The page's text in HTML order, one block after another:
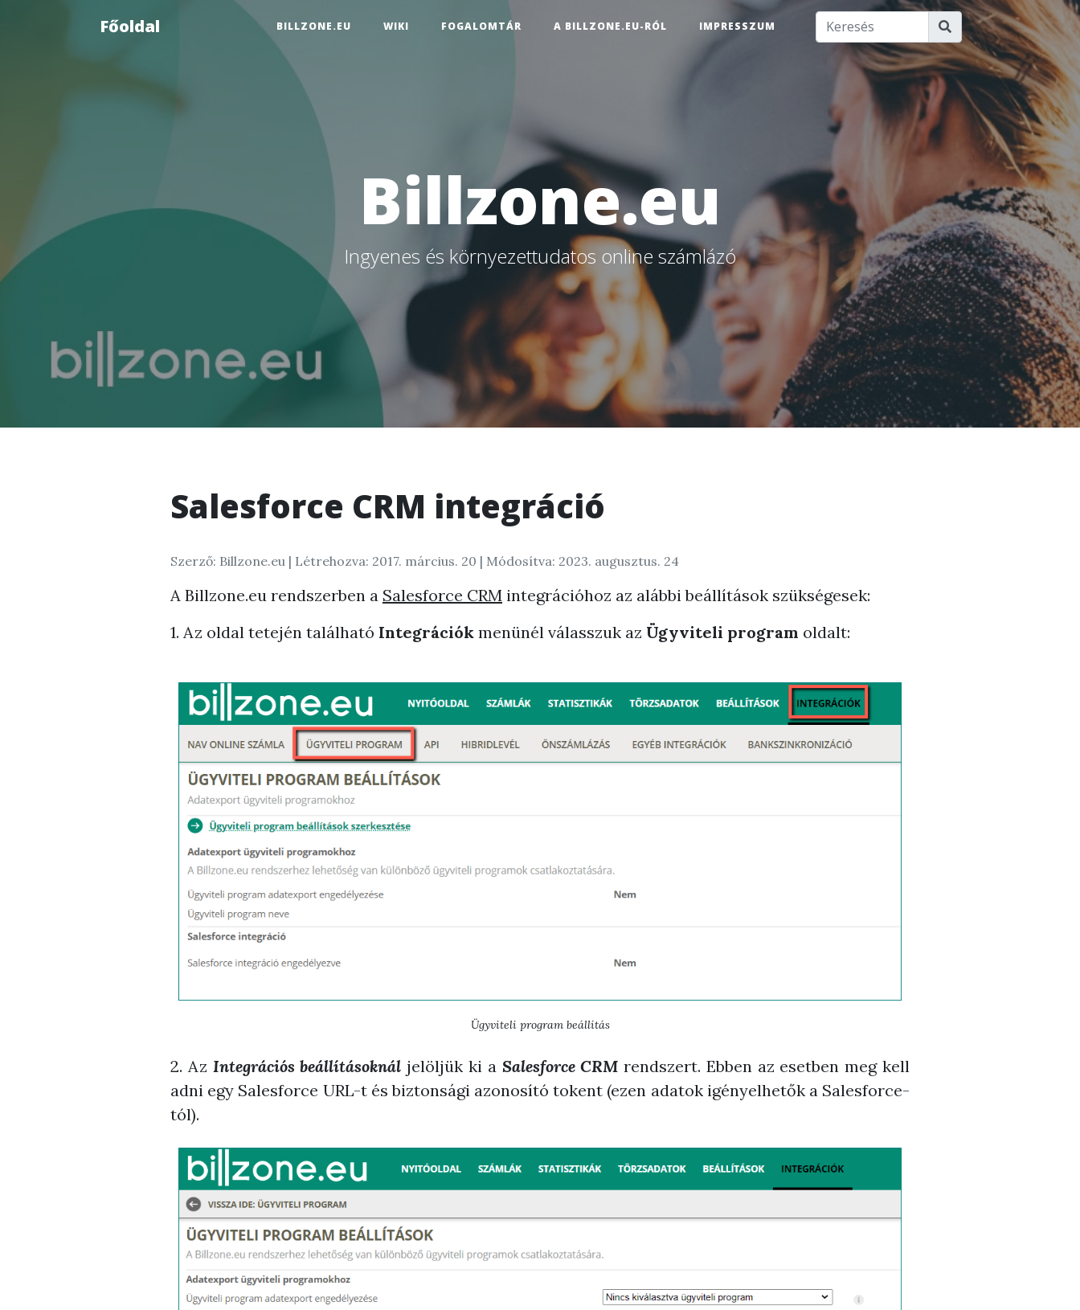
Főoldal BILLZONE.EU WIKI FOGALOMTÁR A BILLZONE.EU-RÓL IMPRESSZUM
Billzone.eu
Ingyenes és környezettudatos online számlázó
Salesforce CRM integráció
Szerző: Billzone.eu | Létrehozva: 2017. március. 20 | Módosítva: 2023. augusztus. 24
A Billzone.eu rendszerben a Salesforce CRM integrációhoz az alábbi beállítások szükségesek:
1. Az oldal tetején található Integrációk menünél válasszuk az Ügyviteli program oldalt:
Ügyviteli program beállítás
2. Az Integrációs beállításoknál jelöljük ki a Salesforce CRM rendszert. Ebben az esetben meg kell
adni egy Salesforce URL-t és biztonsági azonosító tokent (ezen adatok igényelhetők a Salesforce-
tól).